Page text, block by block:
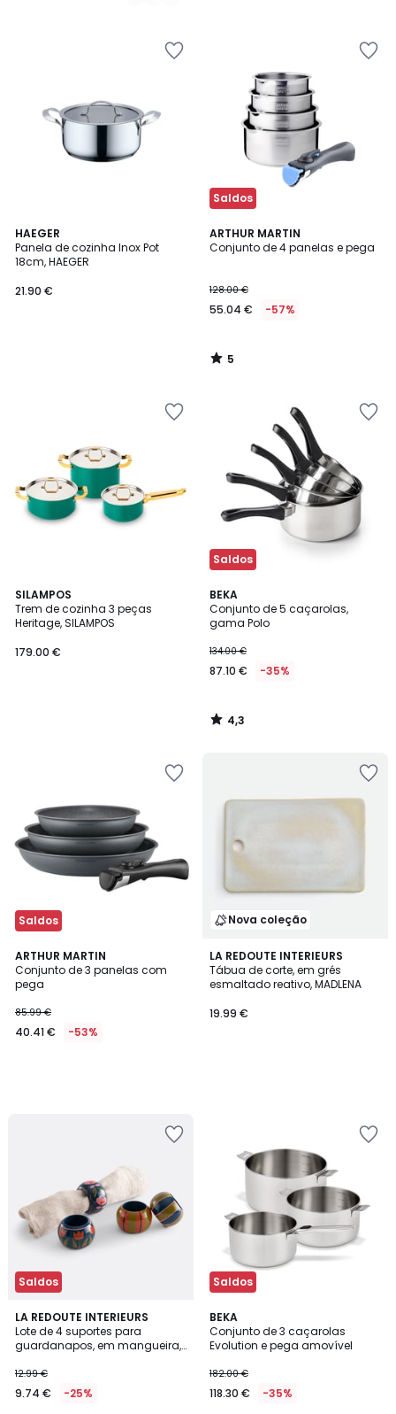
HAEGER
Panela de cozinha Inox Pot
18cm, HAEGER
21.90 €
Saldos
ARTHUR MARTIN
Conjunto de 4 panelas e pega
128.00 €
55.04 € -57%
5
/
5
/
SILAMPOS
Trem de cozinha 3 peças
Heritage, SILAMPOS
179.00 €
Saldos
BEKA
Conjunto de 5 caçarolas,
gama Polo
134.00 €
87.10 € -35%
4,3
/ 5
4,3
/
Saldos
ARTHUR MARTIN
Conjunto de 3 panelas com
pega
85.99 €
40.41 € -53%
Nova coleção
LA REDOUTE INTERIEURS
Tábua de corte, em grés
esmaltado reativo, MADLENA
19.99 €
Saldos
LA REDOUTE INTERIEURS
Lote de 4 suportes para
guardanapos, em mangueira,
12.99 €
9.74 € -25%
4,7
/ 5
Saldos
BEKA
Conjunto de 3 caçarolas
Evolution e pega amovível
182.00 €
118.30 € -35%
3
/
5